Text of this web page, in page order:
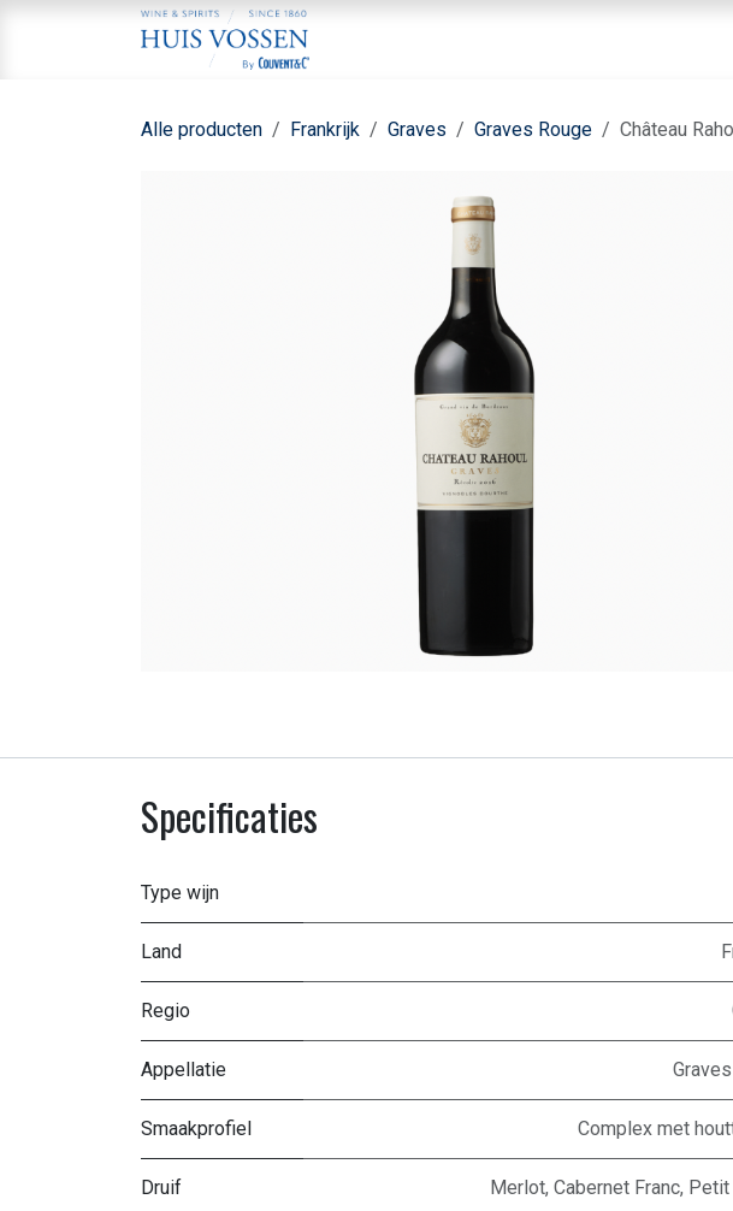
Overslaan naar inhoud
Alle producten Frankrijk Graves Graves Rouge Château
Specificaties
Type wijn
Land
Regio
Appellatie
Smaakprofiel Complex met
Druif Merlot, Cabernet Franc,